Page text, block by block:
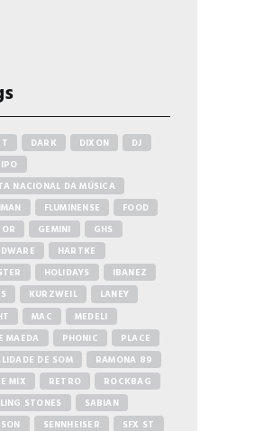
DARK DIXON
DJ
NACIONAL DA MÚSICA
FLUMINENSE
FOOD
GEMINI
GHS
HARTKE
HOLIDAYS
IBANEZ
KURZWEIL
LANEY
MAC
MEDELI
MAEDA
PHONIC
PLACE
DE SOM
RAMONA 89
MIX
RETRO
ROCKBAG
STONES
SABIAN
SENNHEISER SFX ST